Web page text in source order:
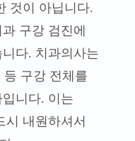
것이 아닙니다.
구강 검진에
다. 치과의사는
구강 전체를
니다. 이는
시 내원하셔서